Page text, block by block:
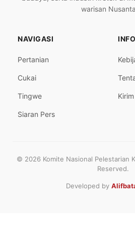
warisan
NAVIGASI
Pertanian
Cukai
Tingwe
Siaran Pers
© 2026 Komite Nasional Pelestarian
Reserved.
Developed by